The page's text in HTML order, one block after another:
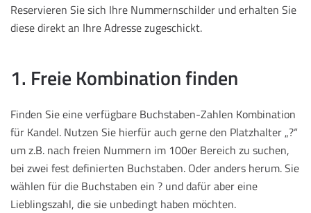
Reservieren Sie sich Ihre Nummernschilder und erhalten Sie
diese direkt an Ihre Adresse zugeschickt.
1. Freie Kombination finden
Finden Sie eine verfügbare Buchstaben-Zahlen Kombination
für Kandel. Nutzen Sie hierfür auch gerne den Platzhalter „?“
um z.B. nach freien Nummern im 100er Bereich zu suchen,
bei zwei fest definierten Buchstaben. Oder anders herum. Sie
wählen für die Buchstaben ein ? und dafür aber eine
Lieblingszahl, die sie unbedingt haben möchten.